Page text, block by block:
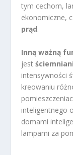
tym cechom,
ekonomiczne,
prąd.
Inną ważną
jest
intensywności
kreowaniu
inteligentnego
domami
lampami za